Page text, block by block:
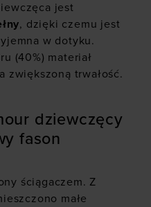
jest
, dzięki czemu jest
w dotyku.
(40%) materiał
zwiększoną trwałość.
dziewczęcy
fason
ściągaczem. Z
małe